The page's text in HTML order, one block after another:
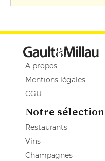
A propos
Mentions légales
CGU
Notre sélection
Restaurants
Vins
Champagnes